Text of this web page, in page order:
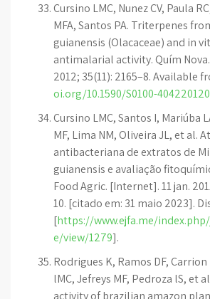
Cursino LMC, Nunez CV, Paula
MFA, Santos PA. Triterpenes
guianensis (Olacaceae) and in
antimalarial activity. Quím
2012; 35(11): 2165–8. Available
oi.org/10.1590/S0100-
Cursino LMC, Santos I, Mariúba
MF, Lima NM, Oliveira JL, et al.
antibacteriana de extratos de
guianensis e avaliação
Food Agric. [Internet]. 11 jan.
10. [citado em: 31 maio 2023].
[https://www.ejfa.me/
e/view/1279].
Rodrigues K, Ramos DF,
lMC, Jefreys MF, Pedroza lS, et
activity of brazilian amazon